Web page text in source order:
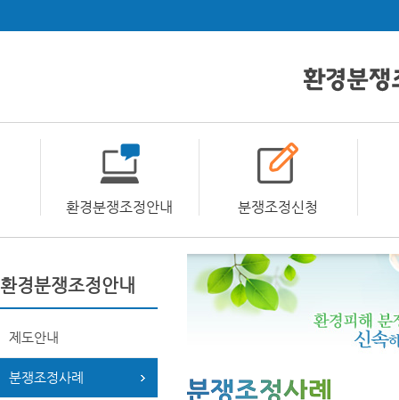
환경분쟁조정안내 분쟁조정신청
환경분쟁조정안내
제도안내
분쟁조정사례